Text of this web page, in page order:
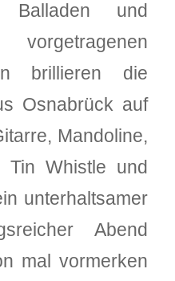
Balladen und
brillieren die
Osnabrück auf
Mandoline,
Tin Whistle und
unterhaltsamer
Abend
mal vormerken